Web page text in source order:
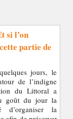
si l’on
partie de
jours, le
de l’indigne
du Littoral a
goût du jour la
d’organiser la